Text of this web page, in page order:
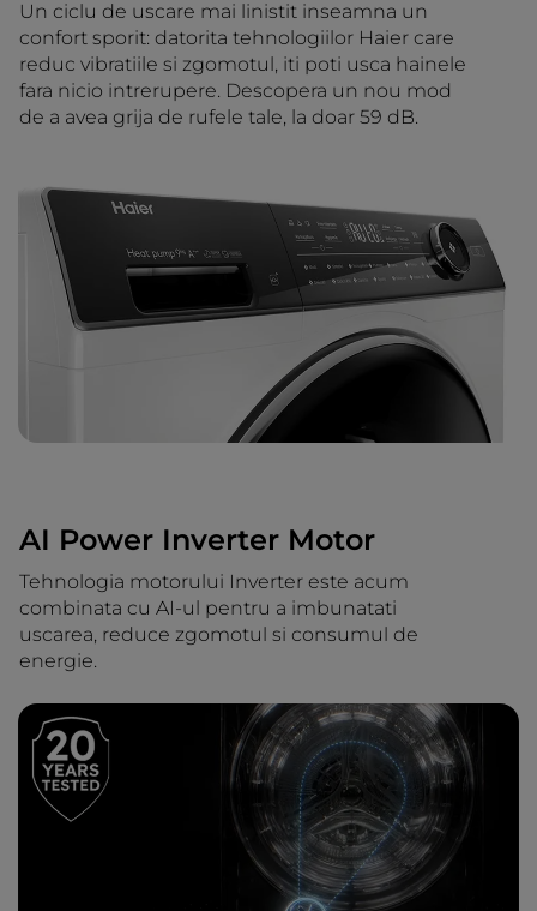
Un ciclu de uscare mai linistit inseamna un
confort sporit: datorita tehnologiilor Haier care
reduc vibratiile si zgomotul, iti poti usca hainele
fara nicio intrerupere. Descopera un nou mod
de a avea grija de rufele tale, la doar 59 dB.
AI Power Inverter Motor
Tehnologia motorului Inverter este acum
combinata cu AI-ul pentru a imbunatati
uscarea, reduce zgomotul si consumul de
energie.